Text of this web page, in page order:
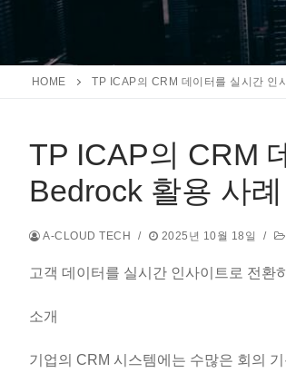
HOME TP ICAP의 CRM 데이터를 실시간 인
TP ICAP의 CRM
Bedrock 활용 사례
A-CLOUD TECH / 2025년 10월 18일 /
고객 데이터를 실시간 인사이트로 전환
소개
기업의 CRM 시스템에는 수많은 회의